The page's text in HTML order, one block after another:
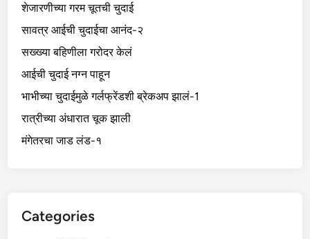
शेजारणीच्या गरम चूतची चुदाई
सावत्र आईची चुदाईचा आनंद-२
सख्ख्या बहिणीला गरोदर केलं
आईची चुदाई नग्न पाहून
भाभीच्या चुदाईमुळे गर्लफ्रेंडशी ब्रेकअप झालं-1
रात्रीच्या अंधारात चूक झाली
मंगेतरचा जाड लंड-१
Categories